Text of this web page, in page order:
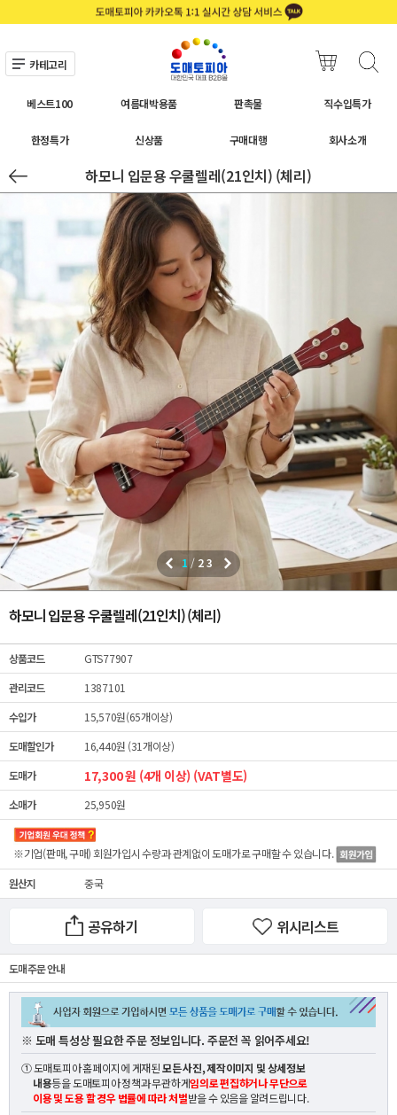
카테고리
베스트100 여름대박용품 판촉물 직수입특가
한정특가 신상품 구매대행 회사소개
하모니 입문용 우쿨렐레(21인치) (체리)
1 / 23
하모니 입문용 우쿨렐레(21인치) (체리)
상품코드
GTS77907
관리코드
1387101
수입가
15,570원(65개이상)
도매할인가
16,440원 (31개이상)
도매가
17,300 원 (4개 이상) (VAT별도)
소매가 25,950원
※기업(판매, 구매) 회원가입시 수량과 관계없이도매가로 구매할 수 있습니다.
원산지 중국
공유하기 위시리스트
도매 주문 안내
※ 도매 특성상 필요한 주문 정보입니다. 주문전 꼭 읽어주세요!
① 도매토피아 홈페이지에 게재된모든 사진, 제작이미지 및 상세정보
내용등을 도매토피아 정책과 무관하게임의로 편집하거나 무단으로
이용 및 도용 할 경우 법률에 따라 처벌받을 수 있음을 알려드립니다.